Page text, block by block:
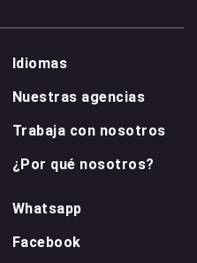
Idiomas
Nuestras agencias
Trabaja con nosotros
¿Por qué nosotros?
Whatsapp
Facebook